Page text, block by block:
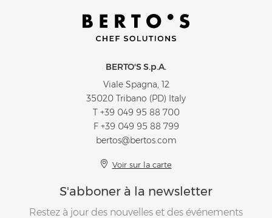
BERTO'S S.p.A.
Viale Spagna, 12
35020 Tribano (PD) Italy
T +39 049 95 88 700
F +39 049 95 88 799
bertos@bertos.com
Voir sur la carte
S'abboner à la newsletter
Restez à jour des nouvelles et des événements